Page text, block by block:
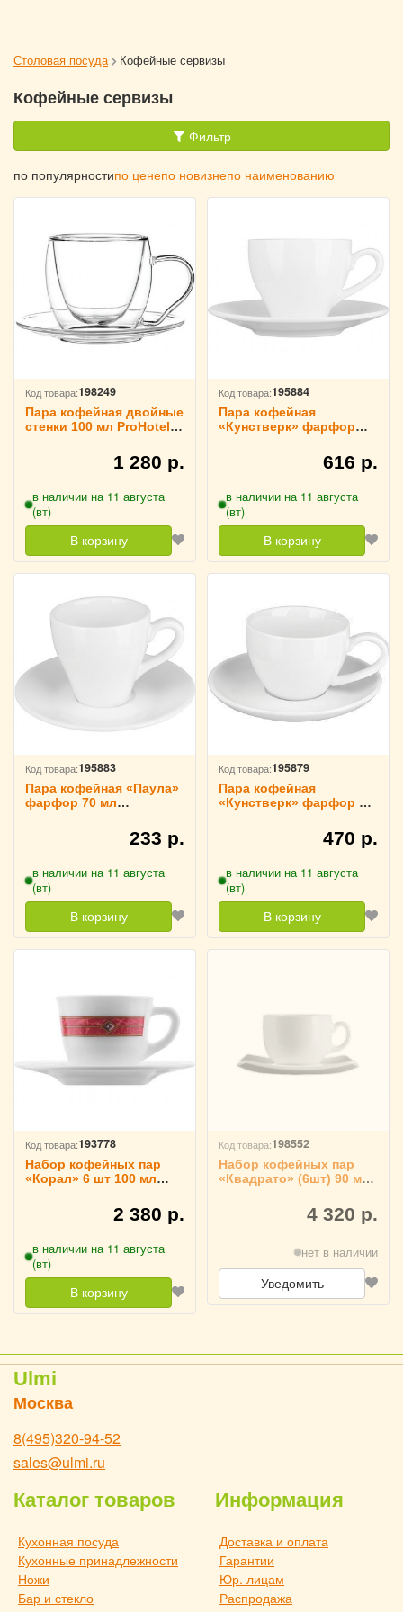
Столовая посуда Кофейные сервизы
Кофейные сервизы
Фильтр
по популярностипо ценепо новизнепо наименованию
Код товара:198249
Пара кофейная двойные
стенки 100 мл ProHotel,
1 280 р.
в наличии на 11 августа
(вт)
В корзину
Код товара:195884
Пара кофейная
«Кунстверк» фарфор
616 р.
в наличии на 11 августа
(вт)
В корзину
Код товара:195883
Пара кофейная «Паула»
фарфор 70 мл
233 р.
в наличии на 11 августа
(вт)
В корзину
Код товара:195879
Пара кофейная
«Кунстверк» фарфор 90
470 р.
в наличии на 11 августа
(вт)
В корзину
Код товара:193778
Набор кофейных пар
«Корал» 6 шт 100 мл
2 380 р.
в наличии на 11 августа
(вт)
В корзину
Код товара:198552
Набор кофейных пар
«Квадрато» (6шт) 90 мл
4 320 р.
нет в наличии
Уведомить
Ulmi
Москва
8(495)320-94-52
sales@ulmi.ru
Каталог товаров
Кухонная посуда
Кухонные принадлежности
Ножи
Бар и стекло
Информация
Доставка и оплата
Гарантии
Юр. лицам
Распродажа